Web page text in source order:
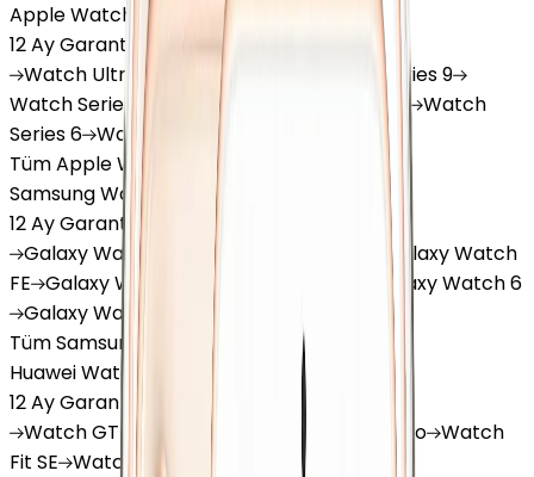
Apple Watch
12 Ay Garanti • 6 Taksit
Watch Ultra Series 10
Series 9
WatchSeries 8 Watch SE
Watch
Series 6 Watch
Series 5
Tüm Apple Watch'lar
Samsung Watch
12 Ay Garanti
6 Taksit
GalaxyWatch 7 Galaxy GalaxyWatch
FE GalaxyWatch 4 Galaxy GalaxyWatch 6
GalaxyWatch8
Tüm Samsung Watch'lar
Huawei Watch
12 Ay Garanti
•6 Taksit
WatchGT 4 Watch GT 5 Pro Watch
Fit SE Watch Fit 3
GT3 Pro